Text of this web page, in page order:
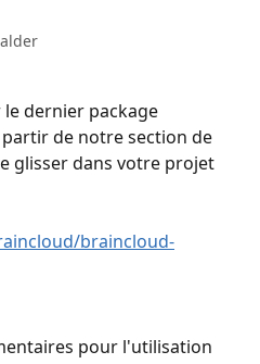
dernier package
de notre section de
glisser dans votre projet
braincloud-
pour l'utilisation